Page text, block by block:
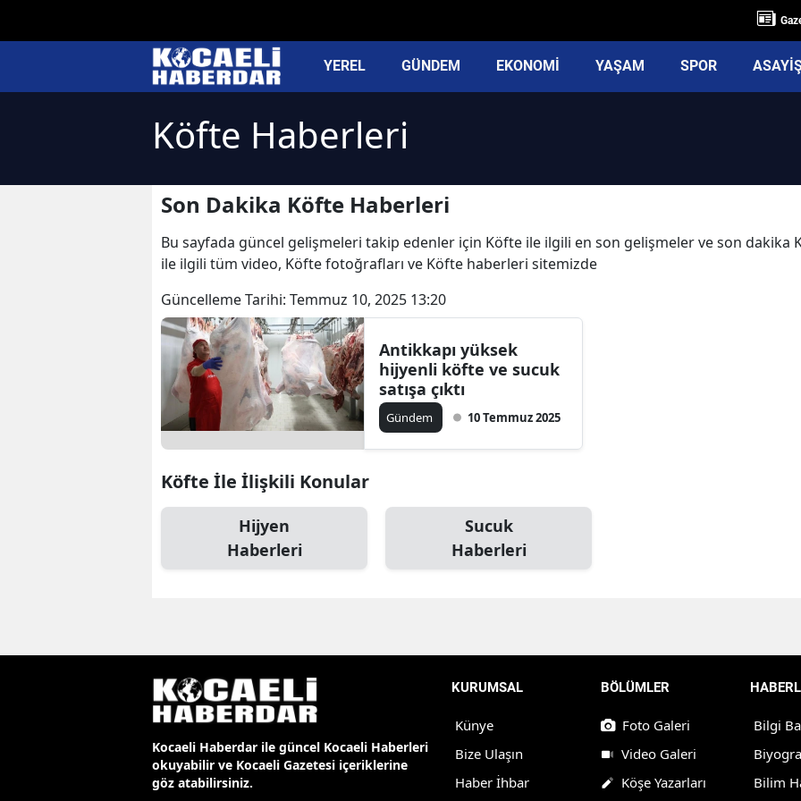
YEREL GÜNDEM EKONOMİ YAŞAM SPOR
Köfte Haberleri
Son Dakika Köfte Haberleri
Bu sayfada güncel gelişmeleri takip edenler için Köfte ile ilgili en son gelişmeler ve son dakika
ile ilgili tüm video, Köfte fotoğrafları ve Köfte haberleri sitemizde
Güncelleme Tarihi: Temmuz 10, 2025 13:20
Antikkapı yüksek
hijyenli köfte ve sucuk
satışa çıktı
Gündem 10 Temmuz 2025
Köfte İle İlişkili Konular
Hijyen
Haberleri
Sucuk
Haberleri
Kocaeli Haberdar ile güncel Kocaeli Haberleri
okuyabilir ve Kocaeli Gazetesi içeriklerine
göz atabilirsiniz.
KURUMSAL
Künye
Bize Ulaşın
Haber İhbar
BÖLÜMLER
Foto Galeri
Video Galeri
Köşe Yazarları
Bilgi
Bilim